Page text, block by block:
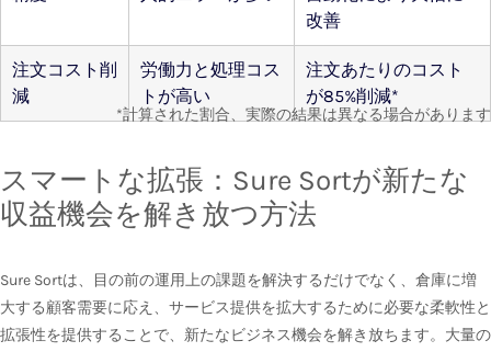
改善
注文コスト削
減
労働力と処理コス
トが高い
注文あたりのコスト
が85%削減*
*計算された割合、実際の結果は異なる場合があります
スマートな拡張：Sure Sortが新たな
収益機会を解き放つ方法
Sure Sortは、目の前の運用上の課題を解決するだけでなく、倉庫に増
大する顧客需要に応え、サービス提供を拡大するために必要な柔軟性と
拡張性を提供することで、新たなビジネス機会を解き放ちます。大量の